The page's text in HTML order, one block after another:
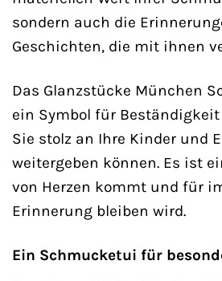
sondern auch die
Geschichten, die mit ihnen
Das Glanzstücke München
ein Symbol für
Sie stolz an Ihre Kinder und
weitergeben können. Es ist
von Herzen kommt und für
Erinnerung bleiben wird.
Ein Schmucketui für